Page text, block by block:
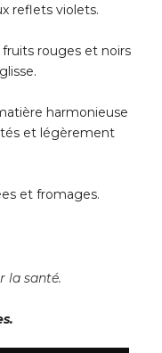
reflets violets.
rouges et noirs
harmonieuse
et légèrement
et fromages.
la santé.